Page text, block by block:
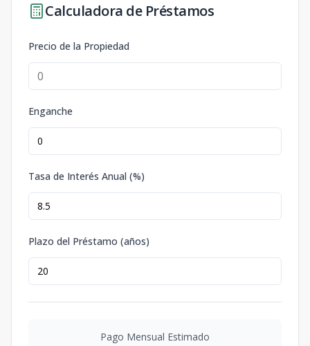
Calculadora de Préstamos
Precio de la Propiedad
Enganche
Tasa de Interés Anual (%)
Plazo del Préstamo (años)
Pago Mensual Estimado